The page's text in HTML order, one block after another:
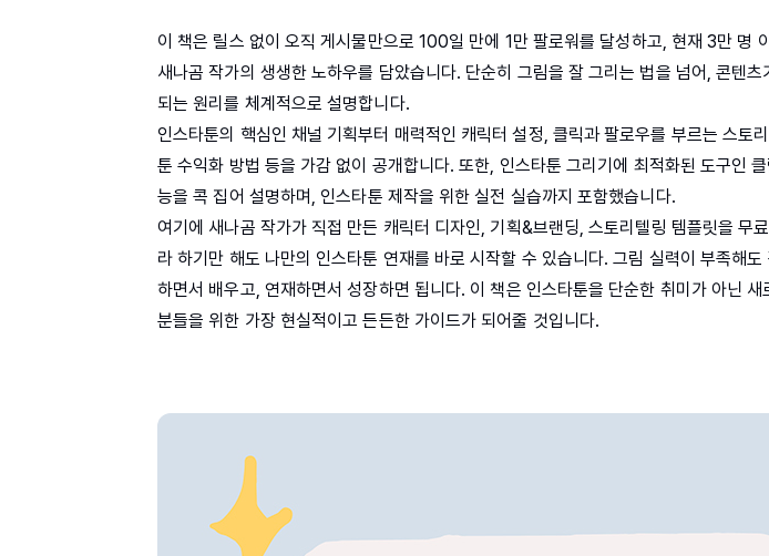
이 책은 릴스 없이 오직 게시물만으로 100일 만에 1만 팔로워를 달성하고, 현재 3만 명
새나곰 작가의 생생한 노하우를 담았습니다. 단순히 그림을 잘 그리는 법을 넘어, 콘텐츠
되는 원리를 체계적으로 설명합니다.
인스타툰의 핵심인 채널 기획부터 매력적인 캐릭터 설정, 클릭과 팔로우를 부르는 스토
툰 수익화 방법 등을 가감 없이 공개합니다. 또한, 인스타툰 그리기에 최적화된 도구인
능을 콕 집어 설명하며, 인스타툰 제작을 위한 실전 실습까지 포함했습니다.
여기에 새나곰 작가가 직접 만든 캐릭터 디자인, 기획&브랜딩, 스토리텔링 템플릿을 무
라 하기만 해도 나만의 인스타툰 연재를 바로 시작할 수 있습니다. 그림 실력이 부족해
하면서 배우고, 연재하면서 성장하면 됩니다. 이 책은 인스타툰을 단순한 취미가 아닌 새
분들을 위한 가장 현실적이고 든든한 가이드가 되어줄 것입니다.